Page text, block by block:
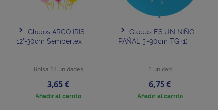
Globos ARCO IRIS
12"-30cm Sempertex
Bolsa 12 unidades
Precio
3,65 €
Añadir al carrito
Globos ES UN NIÑO
PAÑAL 3'-90cm TG (1)
1 unidad
Precio
6,75 €
Añadir al carrito